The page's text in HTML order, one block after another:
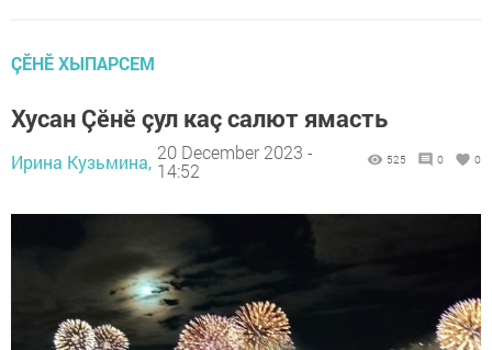
ÇӖНӖ ХЫПАРСЕМ
Хусан Çӗнӗ çул каç салют ямасть
Ирина Кузьмина, 20 December 2023 -
14:52
525 0 0